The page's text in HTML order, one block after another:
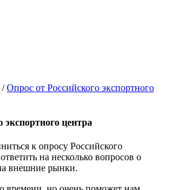
/Опрос от Российского экспортного
экспортного центра
к опросу Российского
на несколько вопросов о
внешние рынки.